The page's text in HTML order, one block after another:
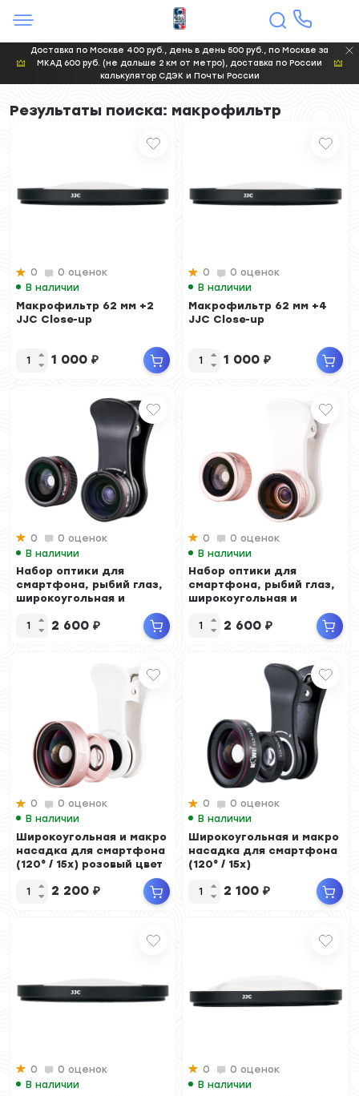
Доставка по Москве 400 руб., день в день 500 руб., по Москве за
МКАД 600 руб. (не дальше 2 км от метро), доставка по России
калькулятор СДЭК и Почты России
Результаты поиска: макрофильтр
0
0 оценок
В наличии
Макрофильтр 62 мм +2
JJC Close-up
1 000 ₽
0
0 оценок
В наличии
Макрофильтр 62 мм +4
JJC Close-up
1 000 ₽
0
0 оценок
В наличии
Набор оптики для
смартфона, рыбий глаз,
широкоугольная и
макронасадка (черный...
2 600 ₽
0
0 оценок
В наличии
Набор оптики для
смартфона, рыбий глаз,
широкоугольная и
макронасадка (розовы...
2 600 ₽
0
0 оценок
В наличии
Широкоугольная и макро
насадка для смартфона
(120° / 15x) розовый цвет
2 200 ₽
0
0 оценок
В наличии
Широкоугольная и макро
насадка для смартфона
(120° / 15x)
2 100 ₽
0
0 оценок
В наличии
0
0 оценок
В наличии